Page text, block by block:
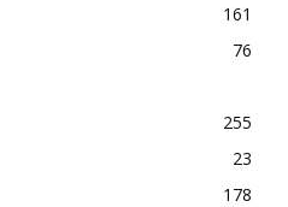
161
76
255
23
178